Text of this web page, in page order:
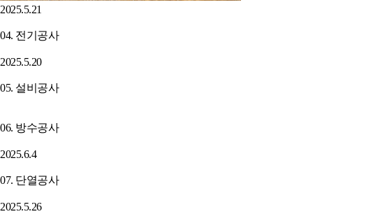
2025.5.21
04. 전기공사
2025.5.20
05. 설비공사
06. 방수공사
2025.6.4
07. 단열공사
2025.5.26